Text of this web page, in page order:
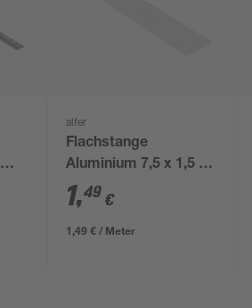
alfer
Flachstange
Aluminium 7,5 x 1,5 x
1000 mm
1,49 €
1,49 € / Meter